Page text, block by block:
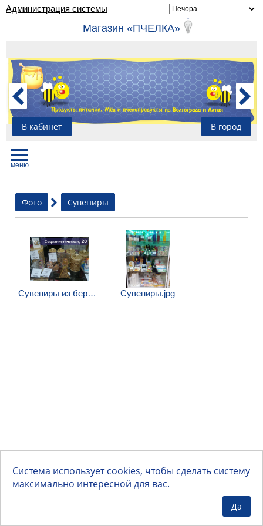
Администрация системы
Магазин «ПЧЕЛКА»
В кабинет В город
Фото Сувениры
Сувениры из бересты.jpg Сувениры.jpg
Система использует cookies, чтобы сделать систему
максимально интересной для вас.
Да